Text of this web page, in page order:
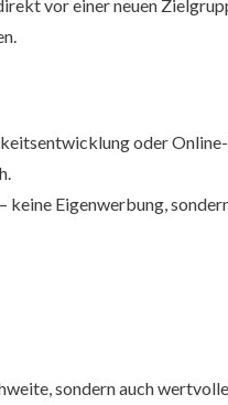
vor einer neuen
oder
keine Eigenwerbung,
sondern auch